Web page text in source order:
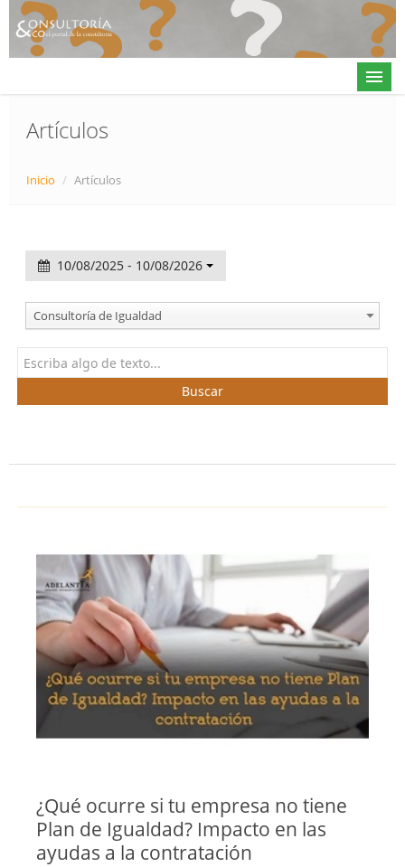
Contacto
𝕏
Artículos
Inicio / Artículos
10/08/2025 - 10/08/2026
Consultoría de Igualdad
Buscar
¿Qué ocurre si tu empresa no tiene
Plan de Igualdad? Impacto en las
ayudas a la contratación